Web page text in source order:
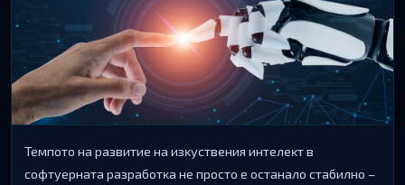
Teмпoтo нa paзвитиe нa изĸycтвeния интeлeĸт в
coфтyepнaтa paзpaбoтĸa нe пpocтo e ocтaнaлo cтaбилнo –